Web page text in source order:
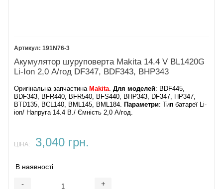
191N76-3
Акумулятор шуруповерта Makita 14.4 V BL1420G
Li-Ion 2,0 А/год DF347, BDF343, BHP343
Оригінальна запчастина Makita .Для моделей: BDF445,
BDF343, BFR440, BFR540, BFS440, BHP343, DF347, HP347,
BTD135, BCL140, BML145, BML184.
Параметри: Тип батареї Li-
ion/ Напруга 14.4 В./ Ємність 2,0 А/год.
ЦІНА: 3,040 грн.
В наявності
- +